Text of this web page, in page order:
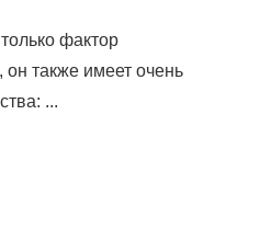
фактор
он также имеет очень
...